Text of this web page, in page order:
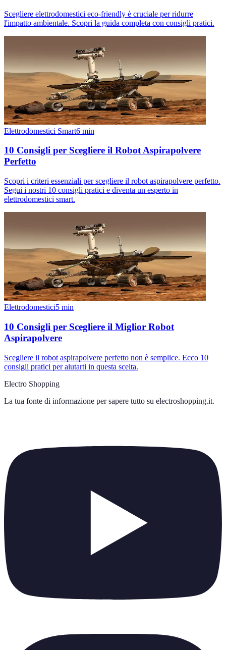
Scegliere elettrodomestici eco-friendly è cruciale per ridurre
l'impatto ambientale. Scopri la guida completa con consigli pratici.
Elettrodomestici Smart6 min
10 Consigli per Scegliere il Robot Aspirapolvere
Perfetto
Scopri i criteri essenziali per scegliere il robot aspirapolvere perfetto.
Segui i nostri 10 consigli pratici e diventa un esperto in
elettrodomestici smart.
Elettrodomestici5 min
10 Consigli per Scegliere il Miglior Robot
Aspirapolvere
Scegliere il robot aspirapolvere perfetto non è semplice. Ecco 10
consigli pratici per aiutarti in questa scelta.
Electro Shopping
La tua fonte di informazione per sapere tutto su electroshopping.it.